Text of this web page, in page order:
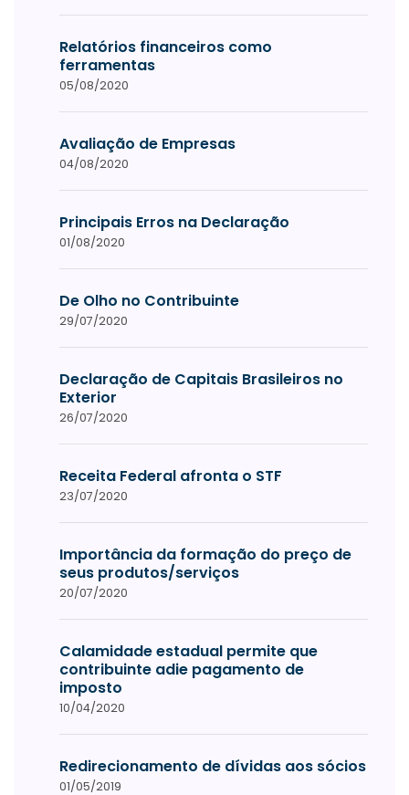
Relatórios financeiros como
ferramentas
05/08/2020
Avaliação de Empresas
04/08/2020
Principais Erros na Declaração
01/08/2020
De Olho no Contribuinte
29/07/2020
Declaração de Capitais Brasileiros no
Exterior
26/07/2020
Receita Federal afronta o STF
23/07/2020
Importância da formação do preço de
seus produtos/serviços
20/07/2020
Calamidade estadual permite que
contribuinte adie pagamento de
imposto
10/04/2020
Redirecionamento de dívidas aos sócios
01/05/2019